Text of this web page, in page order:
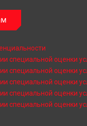
специальной оценки
специальной оценки
специальной оценки
специальной оценки
специальной оценки